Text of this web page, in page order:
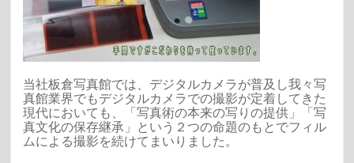
当社板倉写真館では、デジタルカメラが普及し我々写
真館業界でもデジタルカメラでの撮影が定着してきた
現代においても、「写真術の本来の写りの提供」「写
真文化の保存継承」という２つの命題のもとでフィル
ムによる撮影を続けてまいりました。